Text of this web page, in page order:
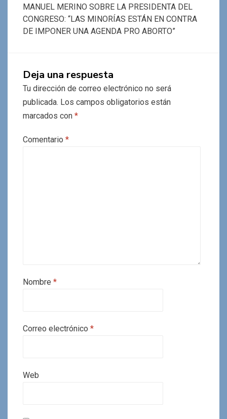
MANUEL MERINO SOBRE LA PRESIDENTA DEL
CONGRESO: “LAS MINORÍAS ESTÁN EN CONTRA
DE IMPONER UNA AGENDA PRO ABORTO”
Deja una respuesta
Tu dirección de correo electrónico no será
publicada. Los campos obligatorios están
marcados con *
Comentario *
Nombre *
Correo electrónico *
Web